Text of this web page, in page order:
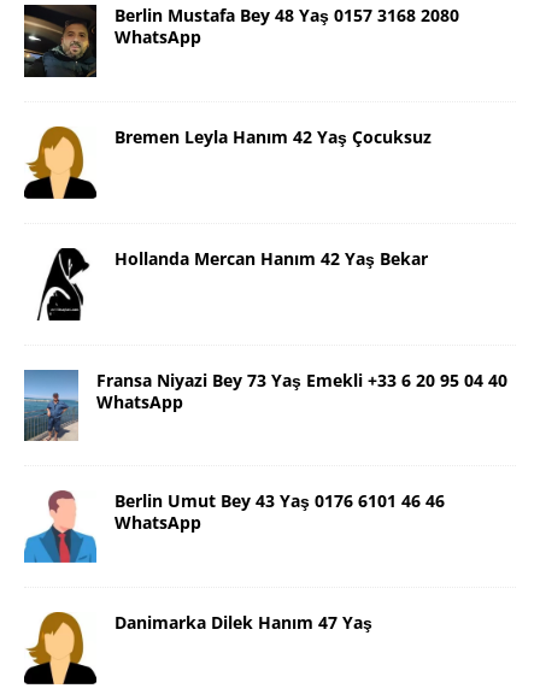
Berlin Mustafa Bey 48 Yaş 0157 3168 2080
WhatsApp
Bremen Leyla Hanım 42 Yaş Çocuksuz
Hollanda Mercan Hanım 42 Yaş Bekar
Fransa Niyazi Bey 73 Yaş Emekli +33 6 20 95 04 40
WhatsApp
Berlin Umut Bey 43 Yaş 0176 6101 46 46
WhatsApp
Danimarka Dilek Hanım 47 Yaş